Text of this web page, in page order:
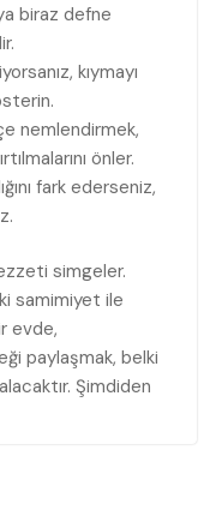
biraz defne
kıymayı
nemlendirmek,
önler.
fark ederseniz,
simgeler.
samimiyet ile
evde,
paylaşmak, belki
Şimdiden